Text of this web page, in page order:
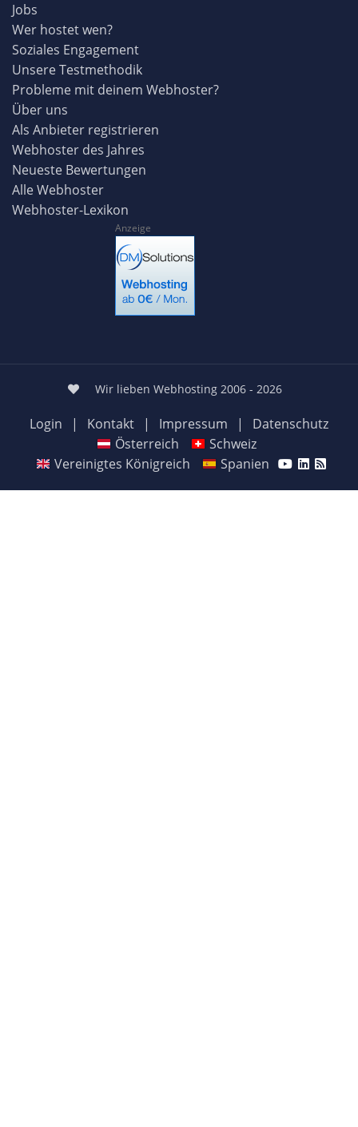
Jobs
Wer hostet wen?
Soziales Engagement
Unsere Testmethodik
Probleme mit deinem Webhoster?
Über uns
Als Anbieter registrieren
Webhoster des Jahres
Neueste Bewertungen
Alle Webhoster
Webhoster-Lexikon
Anzeige
Wir lieben Webhosting 2006 - 2026
Login | Kontakt | Impressum |
Datenschutz
Österreich
Schweiz
Vereinigtes Königreich
Spanien